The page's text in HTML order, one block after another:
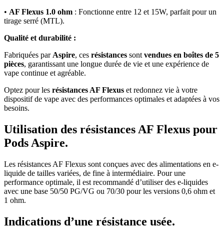
• AF Flexus 1.0 ohm : Fonctionne entre 12 et 15W, parfait pour un
tirage serré (MTL).
Qualité et durabilité :
Fabriquées parAspire, ces résistances sontvendues en boîtes de 5
pièces, garantissant une longue durée de vie et une expérience de
vape continue et agréable.
Optez pour les résistances AF Flexus et redonnez vie à votre
dispositif de vape avec des performances optimales et adaptées à vos
besoins.
Utilisation des résistances AF Flexus pour
Pods Aspire.
Les résistances AF Flexus sont conçues avec des alimentations en e-
liquide de tailles variées, de fine à intermédiaire. Pour une
performance optimale, il est recommandé d’utiliser des e-liquides
avec une base 50/50 PG/VG ou 70/30 pour les versions 0,6 ohm et
1 ohm.
Indications d’une résistance usée.